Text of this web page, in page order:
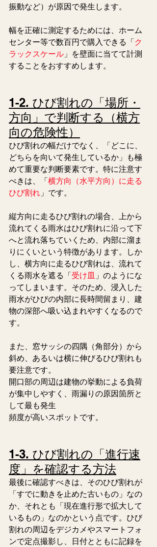
振動など）が原因で発生します。
幅を正確に測定するためには、ホーム
センター等で数百円で購入できる「ク
ラックスケール 」を壁面に当てて計測
することをおすすめします。
1-2. ひび割れの「場所・
方向」で判断する（横方
向の危険性）
ひび割れの幅だけでなく、「どこに、
どちらを向いて発生しているか」も極
めて重要な判断要素です。特に注意す
べきは、「横方向（水平方向）に走る
ひび割れ 」です。
縦方向に走るひび割れの場合、上から
流れてくる雨水はひび割れに沿って下
へと流れ落ちていくため、内部に溜ま
りにくいという特徴があります。しか
し、横方向に走るひび割れは、流れて
くる雨水を遮る「受け皿 」のようにな
ってしまいます。そのため、浸入した
雨水がひびの内部に長時間留まり、建
物の深部へ吸い込まれやすくなるので
す。
また、窓サッシの四隅（角部分）から
斜め、あるいは横に伸びるひび割れも
要注意です。
開口部の周辺は建物の挙動による負荷
が集中しやすく、雨漏りの原因箇所と
して最も発生
頻度が高いスポットです。
1-3. ひび割れの「進行速
度」を確認する方法
最後に確認すべきは、そのひび割れが
「すでに動きを止めた古いもの」なの
か、それとも「現在進行形で拡大して
いるもの」なのかという点です。ひび
割れの周辺をデジカメやスマートフォ
ンで定点撮影し、日付とともに記録を